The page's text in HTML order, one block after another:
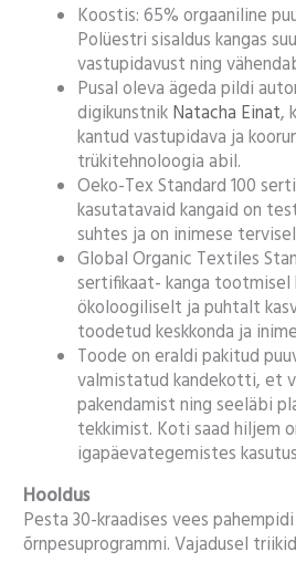
Koostis: 65% orgaaniline
Polüestri sisaldus kangas
vastupidavust ning
Pusal oleva ägeda pildi
digikunstnikNatacha Einat,
kantud vastupidava ja
trükitehnoloogia abil.
Oeko-Tex Standard 100
kasutatavaid kangaid on
suhtes ja on inimese
Global Organic Textiles
sertifikaat- kanga tootmisel
ökoloogiliselt ja puhtalt
toodetud keskkonda ja
Toode on eraldi pakitud
valmistatud kandekotti, et
pakendamist ning seeläbi
tekkimist. Koti saad hiljem
igapäevategemistes
Hooldus
Pesta 30-kraadises vees
õrnpesuprogrammi. Vajadusel